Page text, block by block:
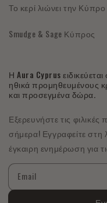
Το κερί λιώνει την Κύπρο
Smudge & Sage Κύπρος
Η Aura Cyprus
ηθικά προμηθευμένους
και προσεγμένα δώρα.
Εξερευνήστε τις
σήμερα! Εγγραφείτε στη
έγκαιρη ενημέρωση για
Email